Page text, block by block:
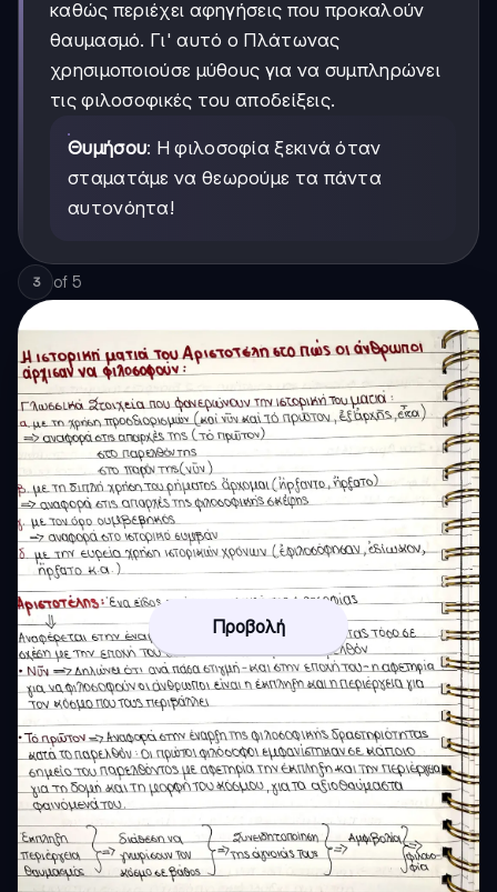
καθώς περιέχει αφηγήσεις που προκαλούν
θαυμασμό. Γι' αυτό ο Πλάτωνας
χρησιμοποιούσε μύθους για να συμπληρώνει
τις φιλοσοφικές του αποδείξεις.
Θυμήσου: Η φιλοσοφία ξεκινά όταν
σταματάμε να θεωρούμε τα πάντα
αυτονόητα!
3 of 5
Προβολή